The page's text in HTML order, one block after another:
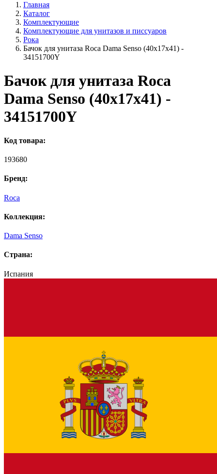
Главная
Каталог
Комплектующие
Комплектующие для унитазов и писсуаров
Рока
Бачок для унитаза Roca Dama Senso (40x17x41) -
34151700Y
Бачок для унитаза Roca
Dama Senso (40x17x41) -
34151700Y
Код товара:
193680
Бренд:
Roca
Коллекция:
Dama Senso
Страна:
Испания